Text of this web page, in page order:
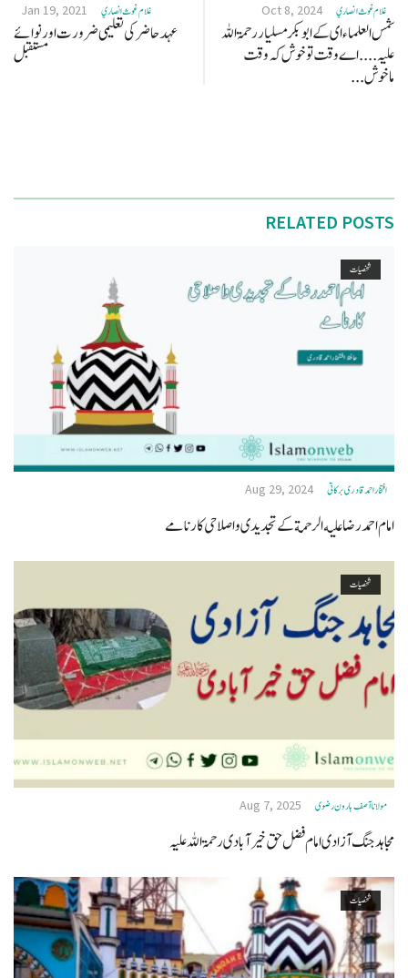
غلام غوث انصاري Oct 8, 2024
شمس العلماء ای کے ابو بکر مسلیار رحمۃ اللہ
علیہ .... اے وقت تو خوش کہ وقت
ماخوش...
غلام غوث انصاري Jan 19, 2021
عہد حاضر کی تعلیمی ضرورت اورنوائے
مستقبل
RELATED POSTS
شخصیات
افتخاراحمدقادری برکاتی Aug 29, 2024
امام احمد رضا عليه الرحمة کے تجدیدی واصلاحی کارنامے
شخصیات
مولانا آصف ہارون رضوی Aug 7, 2025
مجاہد جنگ آزادی امام فضل حق خیرآبادی رحمۃ اللہ علیہ
شخصیات